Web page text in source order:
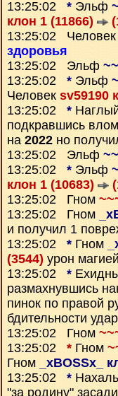
13:25:02 * Эльф
клон 1 (11866)
13:25:02 Человек
здоровья
13:25:02 Эльф
13:25:02 * Эльф
Человек sv59190
13:25:02 *
подкравшись
на 2022 но
13:25:02 Эльф
13:25:02 * Эльф
клон 1 (10683)
13:25:02 Гном
13:25:02 Гном
и получил 1
13:25:02 * Гном
(3544) урон
13:25:02 *
размахнувшись
пинок по правой
бдительности
13:25:02 Гном
13:25:02 * Гном
Гном
_xBOSSx_
13:25:02 *
"за родину"